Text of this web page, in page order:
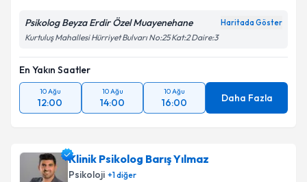
Psikolog Beyza Erdir Özel Muayenehane Haritada Göster
Kurtuluş Mahallesi Hürriyet Bulvarı No:25 Kat:2 Daire:3
En Yakın Saatler
10 Ağu
12:00
10 Ağu
14:00
10 Ağu
16:00 Daha Fazla
Klinik Psikolog Barış Yılmaz
Psikoloji +1diğer